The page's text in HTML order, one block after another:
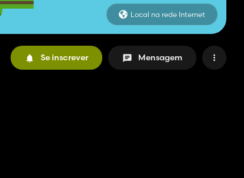
Local na rede Internet
Se inscrever Mensagem